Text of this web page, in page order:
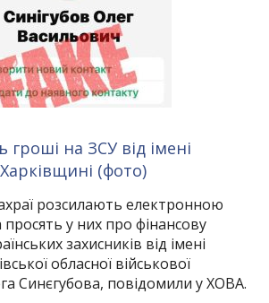
гроші на ЗСУ від імені
(фото)
розсилають електронною
у них про фінансову
захисників від імені
обласної військової
Синєгубова, повідомили у ХОВА.